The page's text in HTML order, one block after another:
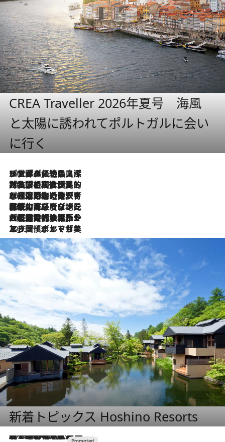
CREA Traveller 2026年夏号 海風
と太陽に誘われてポルトガルに会い
に行く
2026.8.8
リスボンの絶品スイーツ「パステル・デ・ナタ」とは？ポルトガル伝統の奥深い世界へ
2026.7.27
「私の祖国はポルトガル語です」国民的詩人フェルナンド・ペソアと、彼が愛した文学の街を歩く
2026.7.26
ポルトガル近海が育む極上の海の幸。キリリと冷えた白ワインと愉しむ、シーフード専門店の贅沢
2026.7.22
伝統の味をモダンに昇華。高感度な地元客が集う、リスボンの最旬ガストロノミー
2026.7.21
大航海時代の栄華から、震災、独裁、そして革命へ。ポルトガル・首都リスボンの石畳に刻まれた「歴史の光と影」
2026.7.13
エッセイ・ヤマザキマリ「慎ましくも美しき国 ポルトガル」
新着トピックス Hoshino Resorts
2026.8.7
【トンボの足水浴】ヒノキの香りに包まれて涼感マックス！約13℃の湧水かけ流しを避暑地「星野温泉 トンボの湯」で体験